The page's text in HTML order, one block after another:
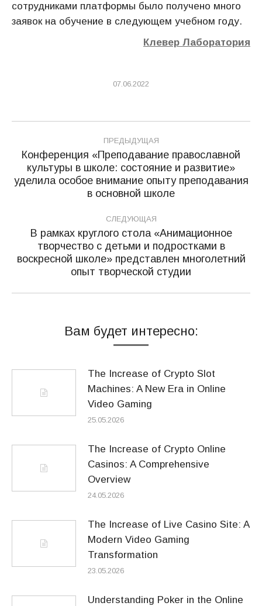
сотрудниками платформы было получено много
заявок на обучение в следующем учебном году.
Клевер Лаборатория
07.06.2022
Навигация
по
записям
ПРЕДЫДУЩАЯ
Предыдущая
запись:
Конференция «Преподавание православной
культуры в школе: состояние и развитие»
уделила особое внимание опыту преподавания
в основной школе
СЛЕДУЮЩАЯ
Следующая
запись:
В рамках круглого стола «Анимационное
творчество с детьми и подростками в
воскресной школе» представлен многолетний
опыт творческой студии
Вам будет интересно:
The Increase of Crypto Slot
Machines: A New Era in Online
Video Gaming
25.05.2026
The Increase of Crypto Online
Casinos: A Comprehensive
Overview
24.05.2026
The Increase of Live Casino Site: A
Modern Video Gaming
Transformation
23.05.2026
Understanding Poker in the Online